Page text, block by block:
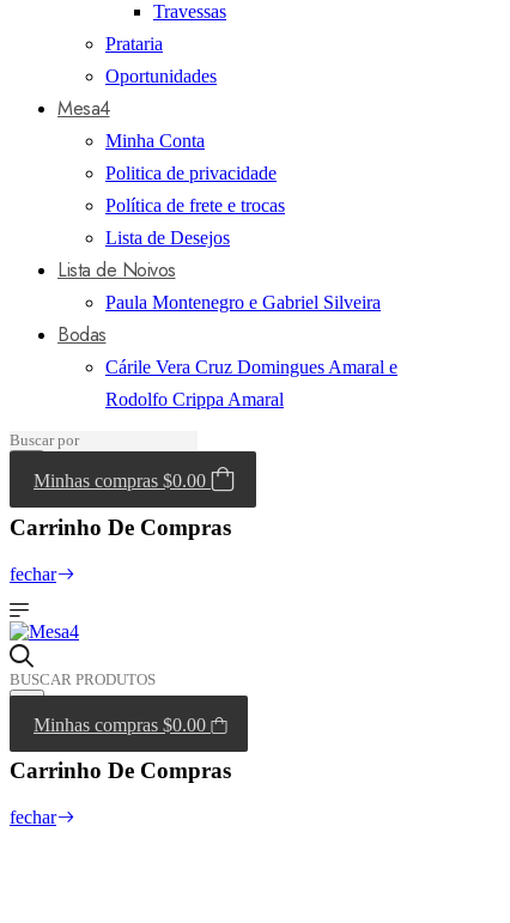
Travessas
Prataria
Oportunidades
Mesa4
Minha Conta
Politica de privacidade
Política de frete e trocas
Lista de Desejos
Lista de Noivos
Paula Montenegro e Gabriel Silveira
Bodas
Cárile Vera Cruz Domingues Amaral e
Rodolfo Crippa Amaral
Minhas compras $0.00
Carrinho De Compras
fechar
Minhas compras $0.00
Carrinho De Compras
fechar